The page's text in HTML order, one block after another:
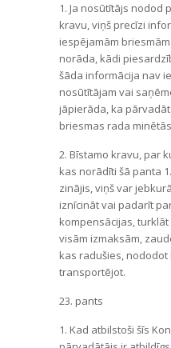
1. Ja nosūtītājs nodod
kravu, viņš precīzi
iespējamām
norāda, kādi
šāda informācija nav
nosūtītājam vai
jāpierāda, ka
briesmas rada
2. Bīstamo kravu, par
kas norādīti šā panta
zinājis, viņš var
iznīcināt vai padarīt
kompensācijas,
visām izmaksām,
kas radušies,
transportējot.
23. pants
1. Kad atbilstoši šīs